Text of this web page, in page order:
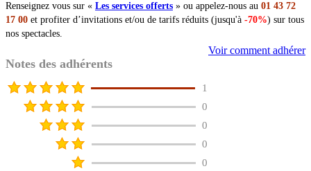
Renseignez vous sur « Les services offerts » ou appelez-nous au 01 43 72
17 00 et profiter d’invitations et/ou de tarifs réduits (jusqu'à -70%) sur tous
nos spectacles.
Voir comment adhérer
Notes des adhérents
1
0
0
0
0